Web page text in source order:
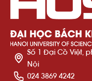
Số 1 Đại Cồ Việt,
Nội
024 3869 4242